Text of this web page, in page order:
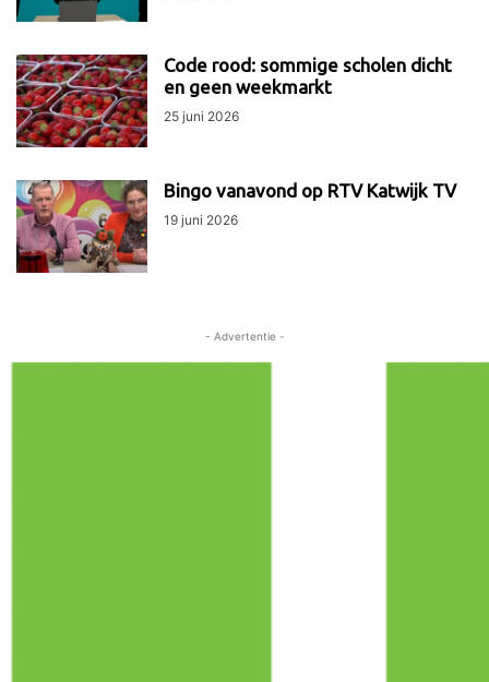
Code rood: sommige scholen dicht
en geen weekmarkt
25 juni 2026
Bingo vanavond op RTV Katwijk TV
19 juni 2026
- Advertentie -